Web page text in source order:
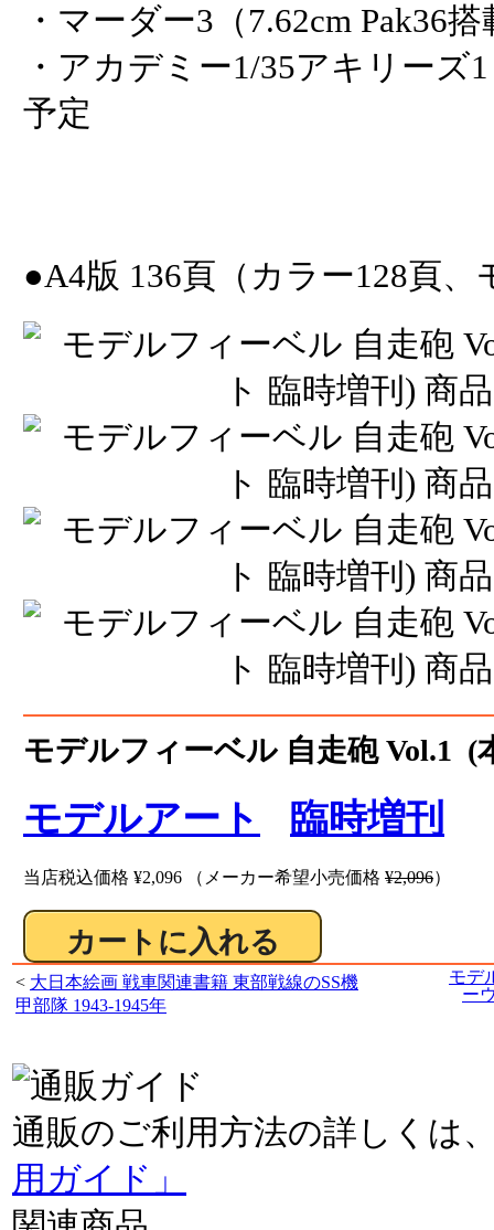
・マーダー3（7.62cm Pak36
・アカデミー1/35アキリーズ
予定
●A4版 136頁（カラー128頁
モデルフィーベル 自走砲 Vol.1 (
モデルアート 臨時増刊
当店税込価格 ¥2,096 （メーカー希望小売価格 ¥2,096）
< 大日本絵画 戦車関連書籍 東部戦線のSS機
甲部隊 1943-1945年
モデ
ー
通販のご利用方法の詳しくは
用ガイド」